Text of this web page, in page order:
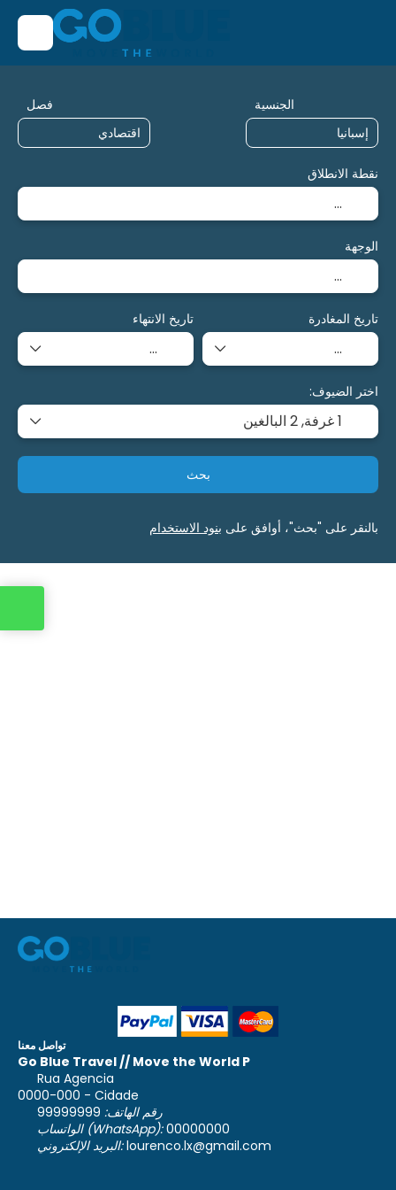
الجنسية فصل
نقطة الانطلاق
الوجهة
تاريخ المغادرة تاريخ الانتهاء
اختر الضيوف:
1 غرفة, 2 البالغين
بحث
بالنقر على "بحث"، أوافق على بنود الاستخدام
تواصل معنا
Go Blue Travel // Move the World P
Rua Agencia
0000-000 - Cidade
رقم الهاتف: 99999999
الواتساب (WhatsApp):00000000
البريد الإلكتروني:lourenco.lx@gmail.com